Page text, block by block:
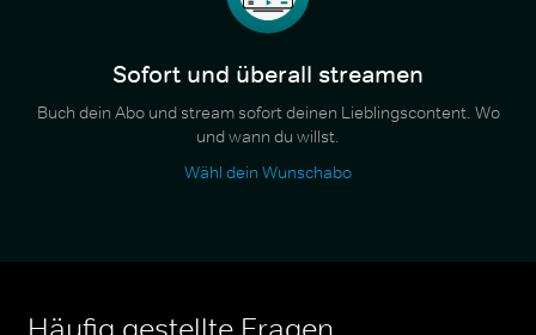
Sofort und überall streamen
Buch dein Abo und stream sofort deinen Lieblingscontent. Wo
und wann du willst.
Wähl dein Wunschabo